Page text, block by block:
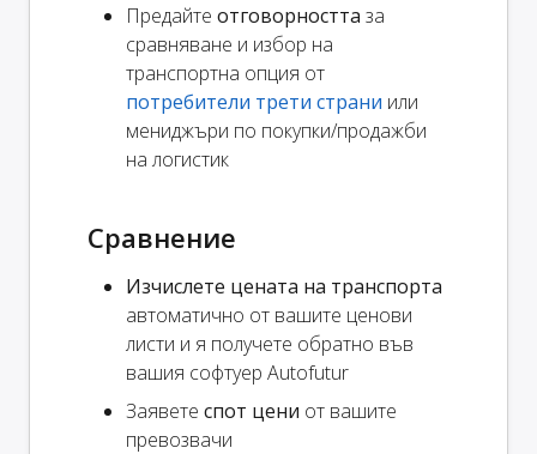
Предайте отговорността за
сравняване и избор на
транспортна опция от
потребители трети страни или
мениджъри по покупки/продажби
на логистик
Сравнение
Изчислете цената на транспорта
автоматично от вашите ценови
листи и я получете обратно във
вашия софтуер Autofutur
Заявете спот цени от вашите
превозвачи